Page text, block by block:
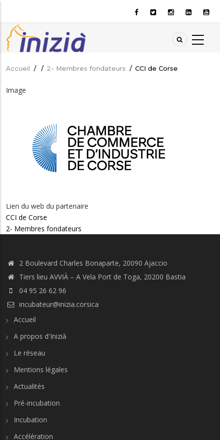
contenu
principal
Fil
d'Ariane
Accueil / / 2- Membres fondateurs / CCI de Corse
Image
Lien du web du partenaire
CCI de Corse
2- Membres fondateurs
2 Boulevard Charles Bonaparte, 20090 Ajaccio
Tiers lieu AVVIÀ – A Vela Port de Toga, 20200 Bastia
04 95 26 62 96
incubateur@inizia.corsica
Accueil
A propos d'Inizià
Le réseau
Mentions légales
Actualités
Pré-incubation
Incubation
Accélération